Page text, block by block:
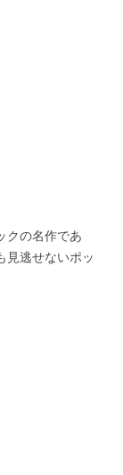
クの名作であ
見逃せないポッ